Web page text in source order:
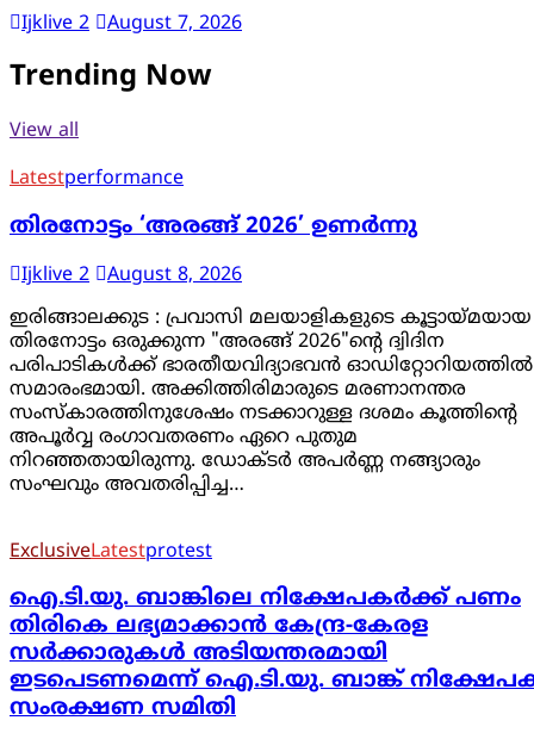
Ijklive 2 August 7, 2026
Trending Now
View all
Latestperformance
തിരനോട്ടം ‘അരങ്ങ് 2026’ ഉണർന്നു
Ijklive 2
August 8, 2026
ഇരിങ്ങാലക്കുട : പ്രവാസി മലയാളികളുടെ കൂട്ടായ്മയായ
തിരനോട്ടം ഒരുക്കുന്ന "അരങ്ങ് 2026"ൻ്റെ ദ്വിദിന
പരിപാടികൾക്ക് ഭാരതീയവിദ്യാഭവൻ ഓഡിറ്റോറിയത്തിൽ
സമാരംഭമായി. അക്കിത്തിരിമാരുടെ മരണാനന്തര
സംസ്കാരത്തിനുശേഷം നടക്കാറുള്ള ദശമം കൂത്തിൻ്റെ
അപൂർവ്വ രംഗാവതരണം ഏറെ പുതുമ
നിറഞ്ഞതായിരുന്നു. ഡോക്ടർ അപർണ്ണ നങ്ങ്യാരും
സംഘവും അവതരിപ്പിച്ച…
ExclusiveLatestprotest
ഐ.ടി.യു. ബാങ്കിലെ നിക്ഷേപകർക്ക് പണം
തിരികെ ലഭ്യമാക്കാൻ കേന്ദ്ര-കേരള
സർക്കാരുകൾ അടിയന്തരമായി
ഇടപെടണമെന്ന് ഐ.ടി.യു. ബാങ്ക്
സംരക്ഷണ സമിതി